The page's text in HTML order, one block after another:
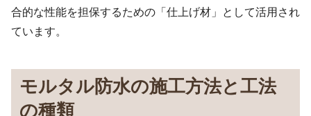
合的な性能を担保するための「仕上げ材」として活用され
ています。
モルタル防水の施工方法と工法
の種類